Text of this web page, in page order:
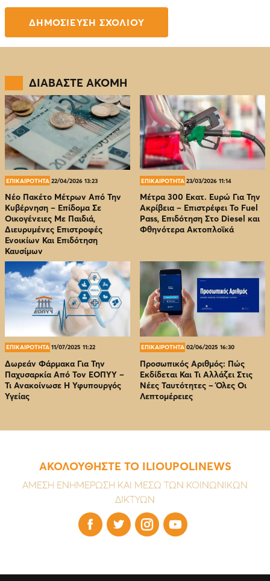
ΔΙΑΒΑΣΤΕ ΑΚΟΜΗ
ΕΠΙΚΑΙΡΟΤΗΤΑ 22/04/2026 13:23
Νέο Πακέτο Μέτρων Από Την
Κυβέρνηση – Επίδομα Σε
Οικογένειες Με Παιδιά,
Διευρυμένες Επιστροφές
Ενοικίων Και Επιδότηση
Καυσίμων
ΕΠΙΚΑΙΡΟΤΗΤΑ 23/03/2026 11:14
Μέτρα 300 Εκατ. Ευρώ Για Την
Ακρίβεια – Επιστρέφει Το Fuel
Pass, Επιδότηση Στο Diesel και
Φθηνότερα Ακτοπλοϊκά
ΕΠΙΚΑΙΡΟΤΗΤΑ 11/07/2025 11:22
Δωρεάν Φάρμακα Για Την
Παχυσαρκία Από Τον EOΠΥΥ –
Τι Ανακοίνωσε Η Υφυπουργός
Υγείας
ΕΠΙΚΑΙΡΟΤΗΤΑ 02/06/2025 16:30
Προσωπικός Αριθμός: Πώς
Εκδίδεται Και Τι Αλλάζει Στις
Νέες Ταυτότητες – Όλες Οι
Λεπτομέρειες
ΑΚΟΛΟΥΘΗΣΤΕ ΤΟ ILIOUPOLINEWS
ΑΜΕΣΗ ΕΝΗΜΕΡΩΣΗ ΚΑΙ ΜΕΣΩ ΤΩΝ ΚΟΙΝΩΝΙΚΩΝ
ΔΙΚΤΥΩΝ
   